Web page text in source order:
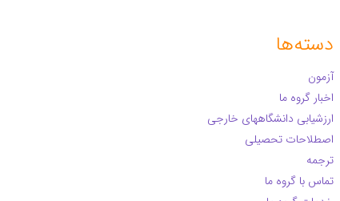
دسته‌ها
آزمون
اخبار گروه ما
ارزشیابی دانشگاههای خارجی
اصطلاحات تحصیلی
ترجمه
تماس با گروه ما